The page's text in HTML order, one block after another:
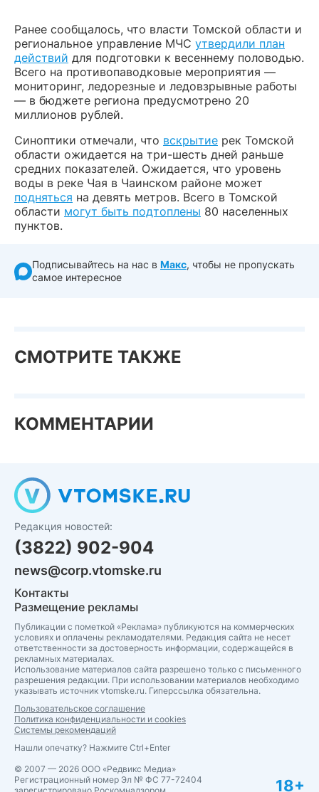
Ранее сообщалось, что власти Томской области и
региональное управление МЧС утвердили план
действий для подготовки к весеннему половодью.
Всего на противопаводковые мероприятия —
мониторинг, ледорезные и ледовзрывные работы
— в бюджете региона предусмотрено 20
миллионов рублей.
Синоптики отмечали, что вскрытие рек Томской
области ожидается на три-шесть дней раньше
средних показателей. Ожидается, что уровень
воды в реке Чая в Чаинском районе может
подняться на девять метров. Всего в Томской
области могут быть подтоплены 80 населенных
пунктов.
Подписывайтесь на нас в Макс, чтобы не пропускать
самое интересное
СМОТРИТЕ ТАКЖЕ
КОММЕНТАРИИ
Редакция новостей:
(3822) 902-904
news@corp.vtomske.ru
Контакты
Размещение рекламы
Публикации с пометкой «Реклама» публикуются на коммерческих
условиях и оплачены рекламодателями. Редакция сайта не несет
ответственности за достоверность информации, содержащейся в
рекламных материалах.
Использование материалов сайта разрешено только с письменного
разрешения редакции. При использовании материалов необходимо
указывать источник vtomske.ru. Гиперссылка обязательна.
Пользовательское соглашение
Политика конфиденциальности и cookies
Системы рекомендаций
Нашли опечатку? Нажмите Ctrl+Enter
© 2007 — 2026 ООО «Редвикс Медиа»
Регистрационный номер Эл № ФС 77-72404
18+